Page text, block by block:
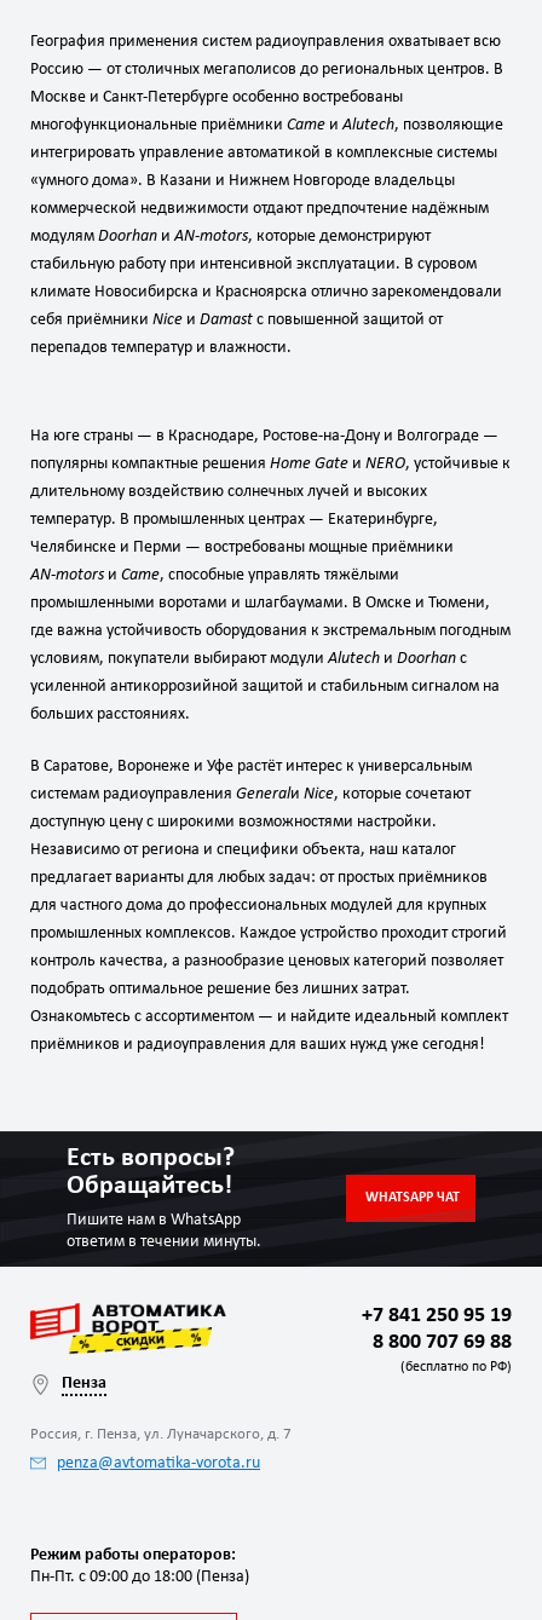
География применения систем радиоуправления охватывает всю
Россию — от столичных мегаполисов до региональных центров. В
Москве и Санкт‑Петербурге особенно востребованы
многофункциональные приёмники Came иAlutech, позволяющие
интегрировать управление автоматикой в комплексные системы
«умного дома». В Казани и Нижнем Новгороде владельцы
коммерческой недвижимости отдают предпочтение надёжным
модулям Doorhan иAN‑motors, которые демонстрируют
стабильную работу при интенсивной эксплуатации. В суровом
климате Новосибирска и Красноярска отлично зарекомендовали
себя приёмники Nice и Damast с повышенной защитой от
перепадов температур и влажности.
На юге страны — в Краснодаре, Ростове‑на‑Дону и Волгограде —
популярны компактные решения Home Gate и NERO, устойчивые к
длительному воздействию солнечных лучей и высоких
температур. В промышленных центрах — Екатеринбурге,
Челябинске и Перми — востребованы мощные приёмники
AN‑motors и Came, способные управлять тяжёлыми
промышленными воротами и шлагбаумами. В Омске и Тюмени,
где важна устойчивость оборудования к экстремальным погодным
условиям, покупатели выбирают модулиAlutech и Doorhan с
усиленной антикоррозийной защитой и стабильным сигналом на
больших расстояниях.
В Саратове, Воронеже и Уфе растёт интерес к универсальным
системам радиоуправления Generalи Nice, которые сочетают
доступную цену с широкими возможностями настройки.
Независимо от региона и специфики объекта, наш каталог
предлагает варианты для любых задач: от простых приёмников
для частного дома до профессиональных модулей для крупных
промышленных комплексов. Каждое устройство проходит строгий
контроль качества, а разнообразие ценовых категорий позволяет
подобрать оптимальное решение без лишних затрат.
Ознакомьтесь с ассортиментом — и найдите идеальный комплект
приёмников и радиоуправления для ваших нужд уже сегодня!
Есть вопросы?
Обращайтесь!
Пишите нам в WhatsApp
ответим в течении минуты.
WHATSAPP ЧАТ
Пенза
Россия, г. Пенза, ул. Луначарского, д. 7
penza@avtomatika-vorota.ru
+7 841 250 95 19
8 800 707 69 88
(бесплатно по РФ)
Режим работы операторов:
Пн-Пт. с 09:00 до 18:00 (Пенза)